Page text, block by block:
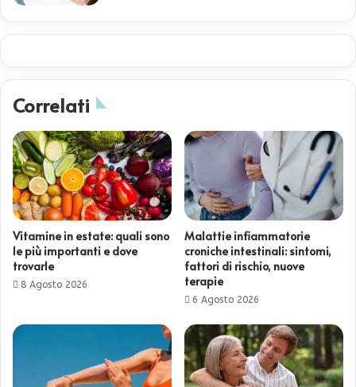
Correlati
Vitamine in estate: quali sono
le più importanti e dove
trovarle
8 Agosto 2026
Malattie infiammatorie
croniche intestinali: sintomi,
fattori di rischio, nuove
terapie
6 Agosto 2026